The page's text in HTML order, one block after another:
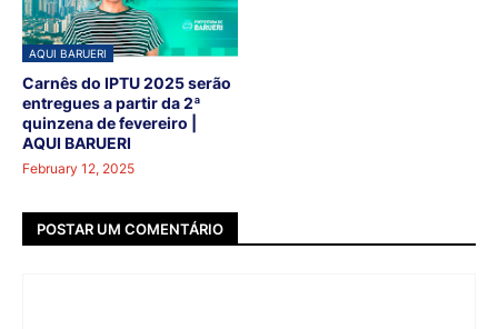
AQUI BARUERI
Carnês do IPTU 2025 serão
entregues a partir da 2ª
quinzena de fevereiro |
AQUI BARUERI
February 12, 2025
POSTAR UM COMENTÁRIO